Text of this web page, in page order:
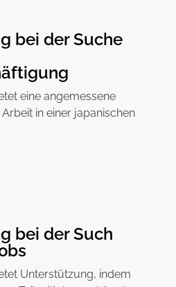
bei der Suche
eine angemessene
in einer japanischen
bei der Such
Unterstützung, indem